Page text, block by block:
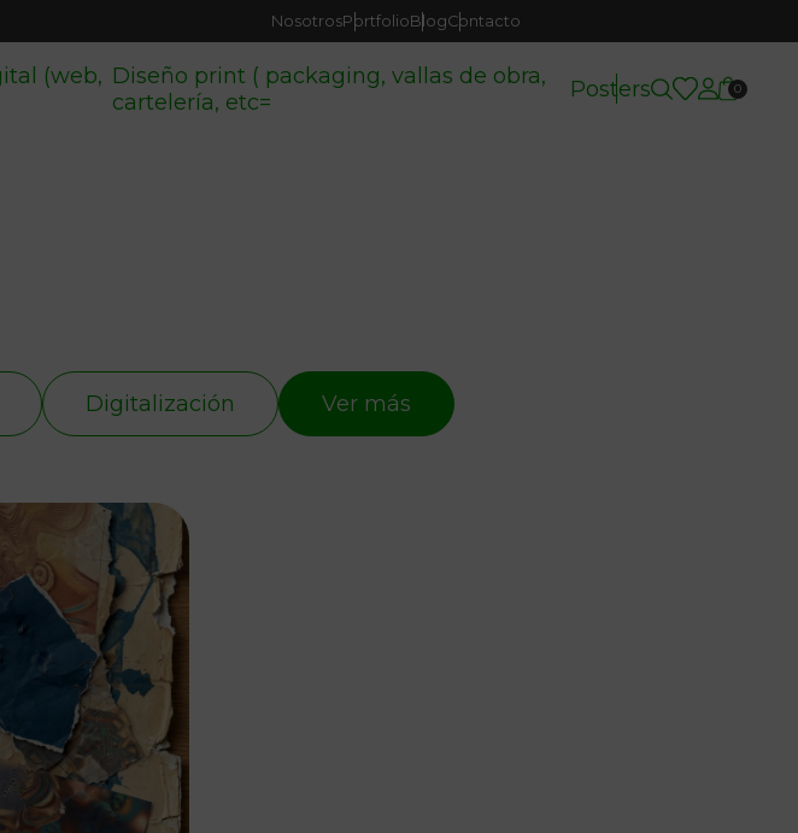
NosotrosPortfolioBlogContacto
(web, Diseño print ( packaging, vallas de obra,
cartelería, etc=
Posters 0
Digitalización Ver más